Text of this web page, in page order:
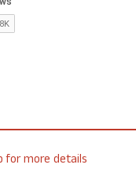
for more details